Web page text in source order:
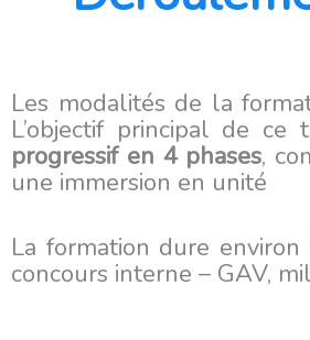
Les modalités de la
L’objectif principal de
progressif en 4 phases,
une immersion en unité
La formation dure environ
concours interne – GAV,